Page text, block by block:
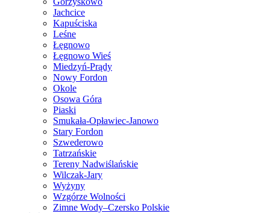
Jachcice
Kapuściska
Leśne
Łęgnowo
Łęgnowo Wieś
Miedzyń-Prądy
Nowy Fordon
Okole
Osowa Góra
Piaski
Smukała-Opławiec-Janowo
Stary Fordon
Szwederowo
Tatrzańskie
Tereny Nadwiślańskie
Wilczak-Jary
Wyżyny
Wzgórze Wolności
Zimne Wody–Czersko Polskie